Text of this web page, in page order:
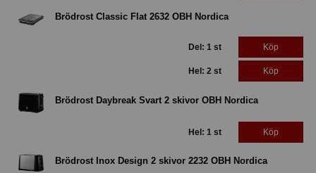
Brödrost Classic Flat 2632 OBH Nordica
Del: 1 st Köp
Hel: 2 st Köp
Brödrost Daybreak Svart 2 skivor OBH Nordica
Hel: 1 st Köp
Brödrost Inox Design 2 skivor 2232 OBH Nordica